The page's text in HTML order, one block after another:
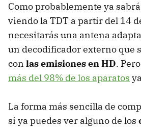
Como probablemente ya
viendo la TDT a partir del 14
necesitarás una antena
un decodificador externo que
con las emisiones en HD.
más del 98% de los aparatos
La forma más sencilla de
si ya puedes ver alguno de los